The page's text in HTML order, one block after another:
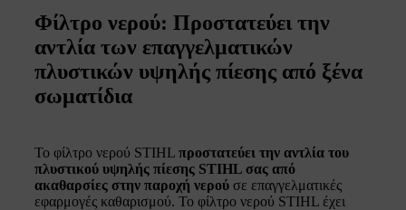
Φίλτρο νερού: Προστατεύει την
αντλία των επαγγελματικών
πλυστικών υψηλής πίεσης από ξένα
σωματίδια
Το φίλτρο νερού STIHL προστατεύει την αντλία του
πλυστικού υψηλής πίεσης STIHL σας από
ακαθαρσίες στην παροχή νερού σε επαγγελματικές
εφαρμογές καθαρισμού. Το φίλτρο νερού STIHL έχει